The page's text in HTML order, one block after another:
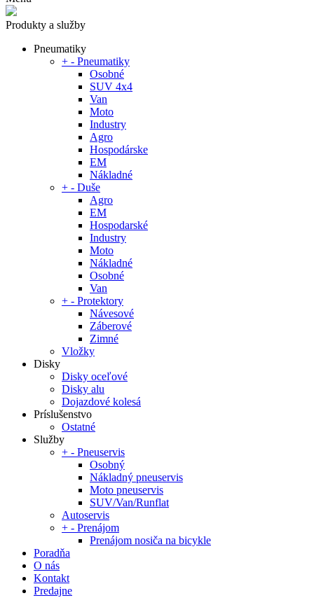
Produkty a služby
Pneumatiky
+ - Pneumatiky
Osobné
SUV 4x4
Van
Moto
Industry
Agro
Hospodárske
EM
Nákladné
+ - Duše
Agro
EM
Hospodarské
Industry
Moto
Nákladné
Osobné
Van
+ - Protektory
Návesové
Záberové
Zimné
Vložky
Disky
Disky oceľové
Disky alu
Dojazdové kolesá
Príslušenstvo
Ostatné
Služby
+ - Pneuservis
Osobný
Nákladný pneuservis
Moto pneuservis
SUV/Van/Runflat
Autoservis
+ - Prenájom
Prenájom nosiča na bicykle
Poradňa
O nás
Kontakt
Predajne